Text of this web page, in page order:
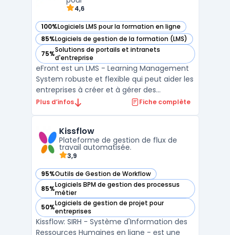
4,6
100%Logiciels LMS pour la formation en ligne
— voir eFront dans cette catégorie
85%Logiciels de gestion de la formation (LMS)
— voir eFront dans cette catégorie
75%Solutions de portails et intranets
d'entreprise
— voir eFront dans cette catégorie
eFront est un LMS - Learning Management
System robuste et flexible qui peut aider les
entreprises à créer et à gérer des
programmes de formation en ligne
apprenants et de distribuer du contenu
pédagogique, y compris des docum ...
Plus d’infos Fiche complète
Kissflow
Plateforme de gestion de flux de
travail automatisée.
3,9
95%Outils de Gestion de Workflow
— voir Kissflow dans cette catégorie
85%Logiciels BPM de gestion des processus
métier
— voir Kissflow dans cette catégorie
50%Logiciels de gestion de projet pour
entreprises
— voir Kissflow dans cette catégorie
Kissflow: SIRH - Système d'Information des
Ressources Humaines en ligne - est une